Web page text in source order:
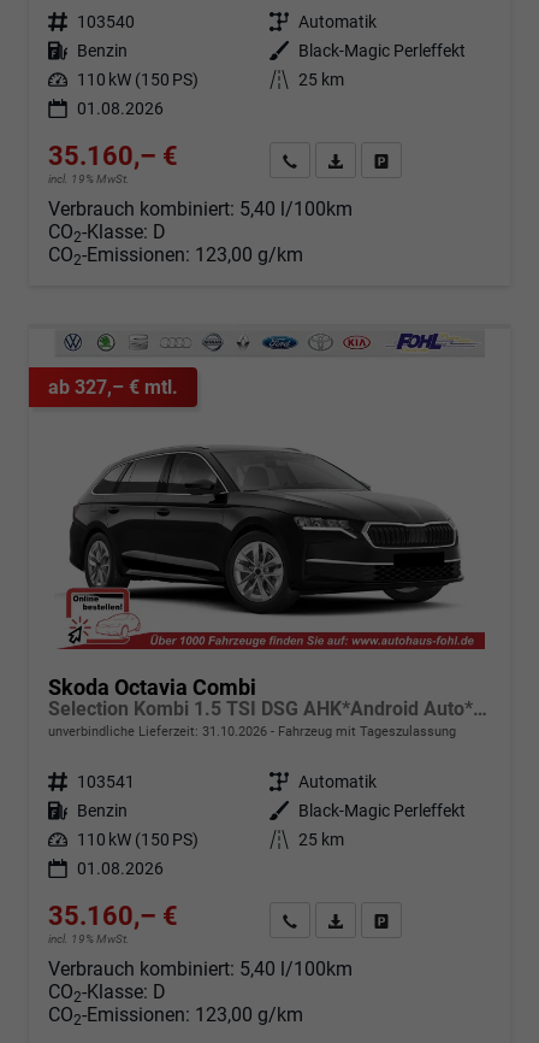
Fahrzeugnr. 103540 Getriebe Automatik
Kraftstoff Benzin Außenfarbe
Black-Magic Perleffekt
Leistung 110 kW (150 PS) Kilometerstand 25 km
01.08.2026
35.160,– €
incl. 19% MwSt.
Angebot anfordern
Fahrzeugexpose (PDF)
Verbrauch kombiniert: 5,40 l/100km
CO2-Klasse: D
CO2-Emissionen: 123,00 g/km
ab 327,– € mtl.
Skoda Octavia Combi
Selection Kombi 1.5 TSI DSG AHK*Android Auto*ACC*SHZ*E-Heck*Keyless*Kamera*2Z Klimaauto
unverbindliche Lieferzeit: 31.10.2026 Fahrzeug mit Tageszulassung
Fahrzeugnr. 103541 Getriebe Automatik
Kraftstoff Benzin Außenfarbe
Black-Magic Perleffekt
Leistung 110 kW (150 PS) Kilometerstand 25 km
01.08.2026
35.160,– €
incl. 19% MwSt.
Angebot anfordern
Fahrzeugexpose (PDF)
Verbrauch kombiniert: 5,40 l/100km
CO2-Klasse: D
CO2-Emissionen: 123,00 g/km